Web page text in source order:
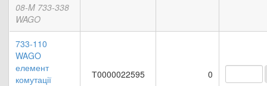
08-M 733-338
WAGO
733-110
WAGO
елемент
комутації
Т0000022595 0